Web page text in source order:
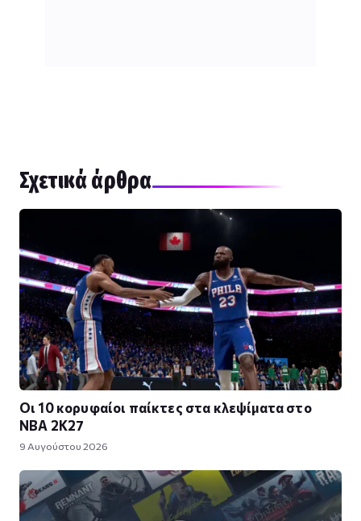
Σχετικά άρθρα
Οι 10 κορυφαίοι παίκτες στα κλεψίματα στο
NBA 2K27
9 Αυγούστου 2026